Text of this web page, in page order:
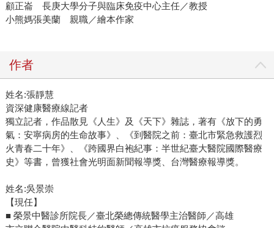
顧正崙 長庚大學分子與臨床免疫中心主任／教授
小熊媽張美蘭 親職／繪本作家
作者
姓名:張靜慧
資深健康醫療線記者
獨立記者，作品散見《人生》及《天下》雜誌，著有《放下的勇
氣：安寧病房的生命故事》、《到醫院之前：臺北市緊急救護烈
火青春二十年》、《跨國界白袍紀事：半世紀臺大醫院國際醫療
史》等書，曾獲社會光明面新聞報導獎、台灣醫療報導獎。
姓名:吳景崇
【現任】
■ 榮景中醫診所院長／臺北榮總傳統醫學主治醫師／高雄